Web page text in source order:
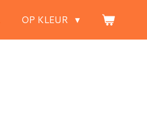
OP KLEUR